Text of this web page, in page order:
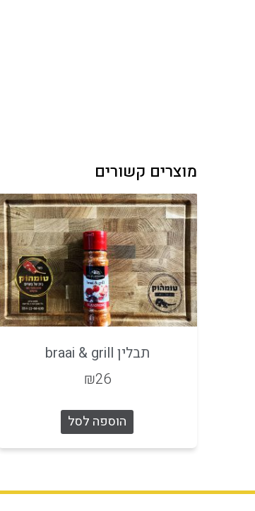
מוצרים קשורים
תבלין braai & grill
₪26
הוספה לסל